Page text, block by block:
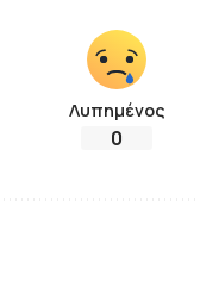
Λυπημένος
0